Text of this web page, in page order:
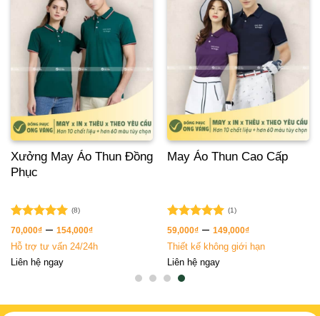
May Áo Thun Cao Cấp
Được xếp
hạng
5 sao
(1)
59,000₫– 149,000₫
Thiết kế không giới hạn
Liên hệ ngay
Xưởng May Áo Thun Đồng
Phục
Được xếp
hạng
5 sao
(8)
70,000₫– 154,000₫
Hỗ trợ tư vấn 24/24h
Liên hệ ngay